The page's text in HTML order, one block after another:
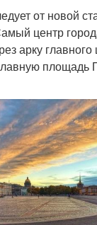
от новой
центр
арку
площадь